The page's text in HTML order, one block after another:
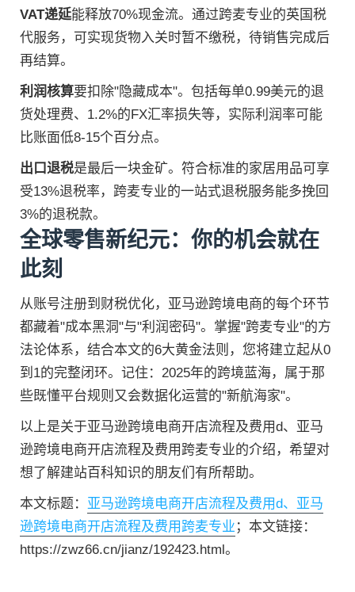
VAT递延能释放70%现金流。通过跨麦专业的英国税
代服务，可实现货物入关时暂不缴税，待销售完成后
再结算。
利润核算要扣除"隐藏成本"。包括每单0.99美元的退
货处理费、1.2%的FX汇率损失等，实际利润率可能
比账面低8-15个百分点。
出口退税是最后一块金矿。符合标准的家居用品可享
受13%退税率，跨麦专业的一站式退税服务能多挽回
3%的退税款。
全球零售新纪元：你的机会就在
此刻
从账号注册到财税优化，亚马逊跨境电商的每个环节
都藏着"成本黑洞"与"利润密码"。掌握"跨麦专业"的方
法论体系，结合本文的6大黄金法则，您将建立起从0
到1的完整闭环。记住：2025年的跨境蓝海，属于那
些既懂平台规则又会数据化运营的"新航海家"。
以上是关于亚马逊跨境电商开店流程及费用d、亚马
逊跨境电商开店流程及费用跨麦专业的介绍，希望对
想了解建站百科知识的朋友们有所帮助。
本文标题： 亚马逊跨境电商开店流程及费用d、亚马
逊跨境电商开店流程及费用跨麦专业 ；本文链接：
https://zwz66.cn/jianz/192423.html。